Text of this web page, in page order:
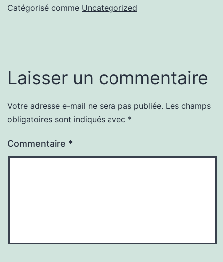
Catégorisé comme Uncategorized
Laisser un commentaire
Votre adresse e-mail ne sera pas publiée. Les champs
obligatoires sont indiqués avec *
Commentaire *